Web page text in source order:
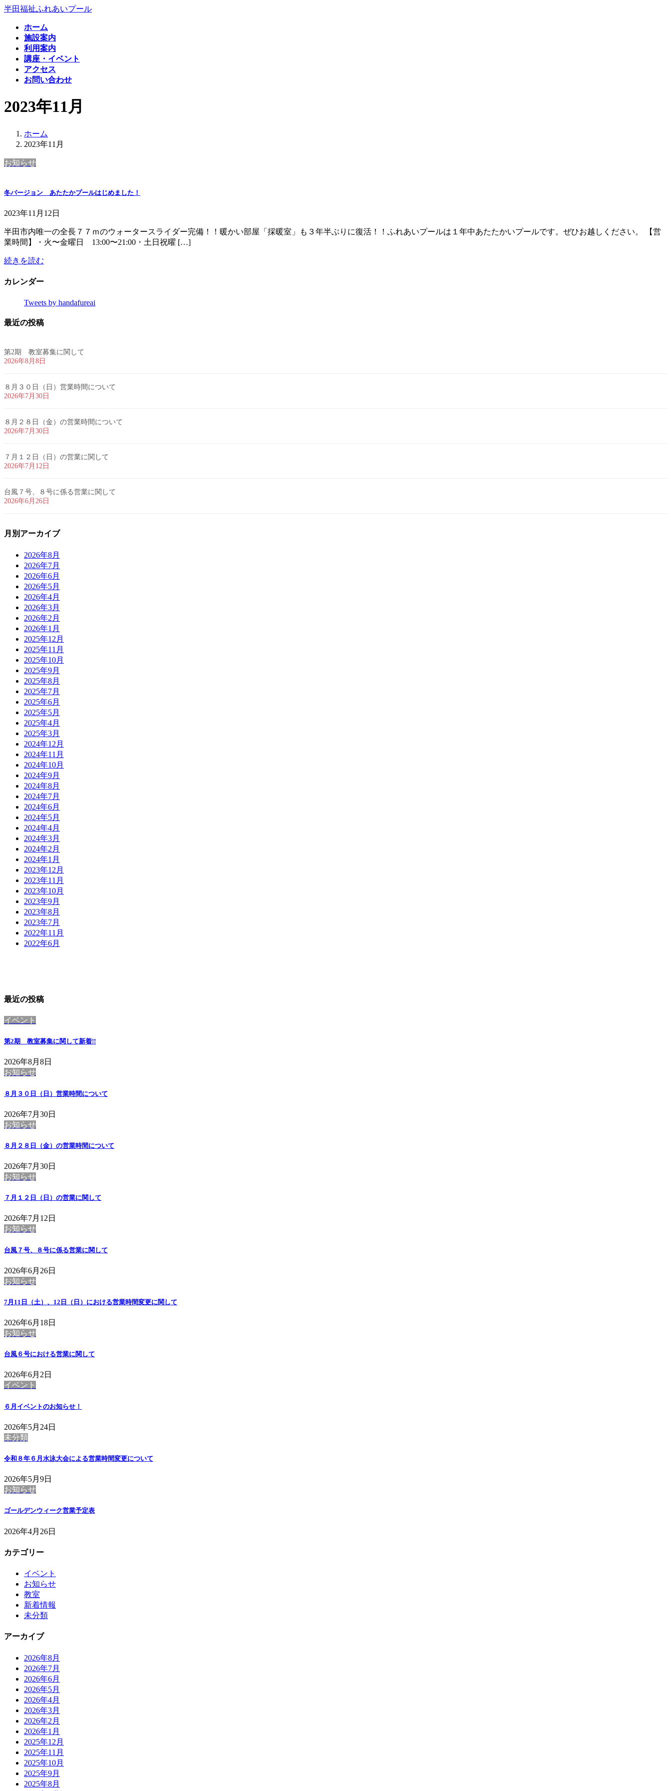
コ
プ
ナ
動
半田福祉ふれあいプール
ホーム
施設案内
利用案内
講座・イベント
アクセス
お問い合わせ
2023年11月
ホーム
2023年11月
お知らせ
冬バージョン あたたかプールはじめました！
2023年11月12日
半田市内唯一の全長７７ｍのウォータースライダー完備！！暖かい部屋「採暖室」も３年半ぶりに復活！！ふれあいプールは１年中あたたかいプールです。ぜひお越しください。 【営
業時間】・火〜金曜日 13:00〜21:00・土日祝曜 […]
続きを読む
カレンダー
Tweets by handafureai
最近の投稿
第2期 教室募集に関して
2026年8月8日
８月３０日（日）営業時間について
2026年7月30日
８月２８日（金）の営業時間について
2026年7月30日
７月１２日（日）の営業に関して
2026年7月12日
台風７号、８号に係る営業に関して
2026年6月26日
月別アーカイブ
2026年8月
2026年7月
2026年6月
2026年5月
2026年4月
2026年3月
2026年2月
2026年1月
2025年12月
2025年11月
2025年10月
2025年9月
2025年8月
2025年7月
2025年6月
2025年5月
2025年4月
2025年3月
2024年12月
2024年11月
2024年10月
2024年9月
2024年8月
2024年7月
2024年6月
2024年5月
2024年4月
2024年3月
2024年2月
2024年1月
2023年12月
2023年11月
2023年10月
2023年9月
2023年8月
2023年7月
2022年11月
2022年6月
最近の投稿
イベント
第2期 教室募集に関して新着!!
2026年8月8日
お知らせ
８月３０日（日）営業時間について
2026年7月30日
お知らせ
８月２８日（金）の営業時間について
2026年7月30日
お知らせ
７月１２日（日）の営業に関して
2026年7月12日
お知らせ
台風７号、８号に係る営業に関して
2026年6月26日
お知らせ
7月11日（土）、12日（日）における営業時間変更に関して
2026年6月18日
お知らせ
台風６号における営業に関して
2026年6月2日
イベント
６月イベントのお知らせ！
2026年5月24日
未分類
令和８年６月水泳大会による営業時間変更について
2026年5月9日
お知らせ
ゴールデンウィーク営業予定表
2026年4月26日
カテゴリー
イベント
お知らせ
教室
新着情報
未分類
アーカイブ
2026年8月
2026年7月
2026年6月
2026年5月
2026年4月
2026年3月
2026年2月
2026年1月
2025年12月
2025年11月
2025年10月
2025年9月
2025年8月